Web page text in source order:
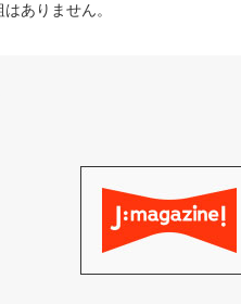
ありません。